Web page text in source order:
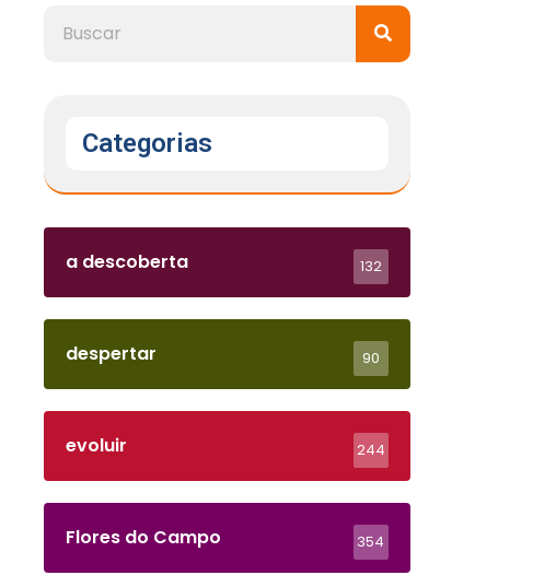
Categorias
a descoberta 132
despertar 90
evoluir 244
Flores do Campo 354